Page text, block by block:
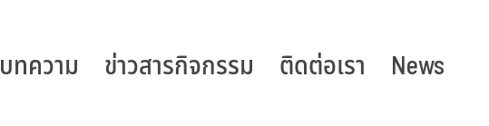
บทความ ข่าวสารกิจกรรม ติดต่อเรา News